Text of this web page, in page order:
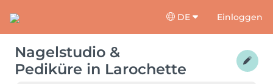
DE Einloggen
Nagelstudio &
Pediküre in Larochette